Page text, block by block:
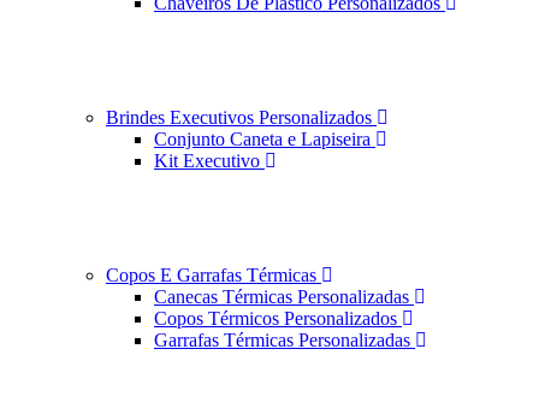
Brindes Executivos Personalizados
Conjunto Caneta e Lapiseira
Kit Executivo
Copos E Garrafas Térmicas
Canecas Térmicas Personalizadas
Copos Térmicos Personalizados
Garrafas Térmicas Personalizadas